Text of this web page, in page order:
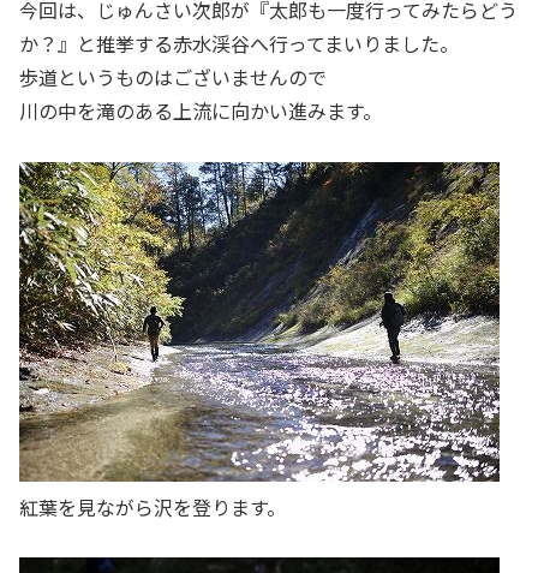
今回は、じゅんさい次郎が『太郎も一度行ってみたらどう
か？』と推挙する赤水渓谷へ行ってまいりました。
歩道というものはございませんので
川の中を滝のある上流に向かい進みます。
紅葉を見ながら沢を登ります。